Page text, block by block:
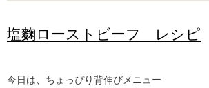
塩麴ローストビーフ レシピ
今日は、ちょっぴり背伸びメニュー